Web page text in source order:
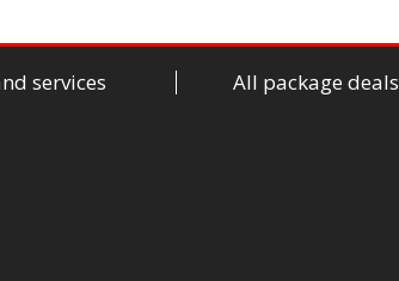
services All package deals